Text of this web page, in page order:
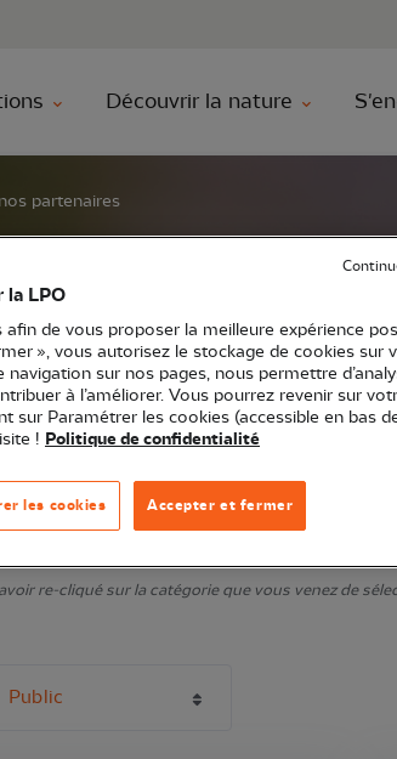
Découvrir la nature
partenaires
de la LPO.
re-cliqué sur la catégorie que vous venez de
la LPO
de vous proposer la meilleure expérience
», vous autorisez le stockage de cookies sur
sur nos pages, nous permettre
à l’améliorer. Vous pourrez revenir sur
sur Paramétrer les cookies (accessible en bas
! Politique de confidentialité
Accepter et fermer
les cookies